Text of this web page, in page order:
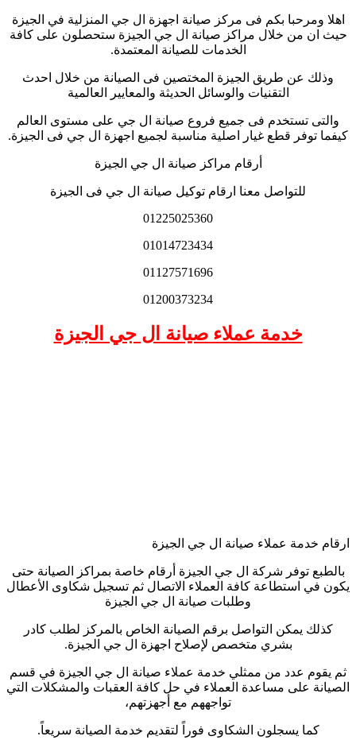
اهلا ومرحبا بكم فى مركز صيانة اجهزة ال جي المنزلية في الجيزة
حيث ان من خلال مراكز صيانة ال جي الجيزة ستحصلون على كافة
الخدمات للصيانة المعتمدة.
وذلك عن طريق الجيزة المختصين فى الصيانة من خلال احدث
التقنيات والوسائل الحديثة والمعايير العالمية
والتى تستخدم فى جميع فروع صيانة ال جي على مستوى العالم
كيفما توفر قطع غيار اصلية مناسبة لجميع اجهزة ال جي فى الجيزة.
أرقام مراكز صيانة ال جي الجيزة
للتواصل معنا ارقام توكيل صيانة ال جي فى الجيزة
01225025360
01014723434
01127571696
01200373234
خدمة عملاء صيانة ال جي الجيزة
ارقام خدمة عملاء صيانة ال جي الجيزة
بالطبع توفر شركة ال جي الجيزة أرقام خاصة بمراكز الصيانة حتى
يكون في استطاعة كافة العملاء الاتصال ثم تسجيل شكاوى الأعطال
وطلبات صيانة ال جي الجيزة
كذلك يمكن التواصل برقم الصيانة الخاص بالمركز لطلب كادر
بشري متخصص لإصلاح اجهزة ال جي الجيزة.
ثم يقوم عدد من ممثلي خدمة عملاء صيانة ال جي الجيزة في قسم
الصيانة على مساعدة العملاء في حل كافة العقبات والمشكلات التي
تواجههم مع أجهزتهم،
كما يسجلون الشكاوى فوراً لتقديم خدمة الصيانة سريعاً.